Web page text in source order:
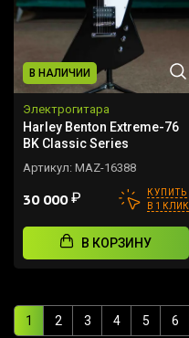
В НАЛИЧИИ
Электрогитара
Harley Benton Extreme-76
BK Classic Series
Артикул: MAZ-16388
30 000₽
КУПИТЬ
В 1 КЛИК
В КОРЗИНУ
1 2 3 4 5 6